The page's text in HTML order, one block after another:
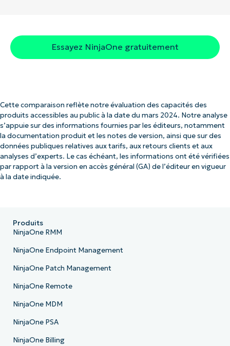
Essayez NinjaOne gratuitement
Cette comparaison reflète notre évaluation des capacités des
produits accessibles au public à la date du mars 2024. Notre analyse
s’appuie sur des informations fournies par les éditeurs, notamment
la documentation produit et les notes de version, ainsi que sur des
données publiques relatives aux tarifs, aux retours clients et aux
analyses d’experts. Le cas échéant, les informations ont été vérifiées
par rapport à la version en accès général (GA) de l’éditeur en vigueur
à la date indiquée.
Produits
NinjaOne RMM
NinjaOne Endpoint Management
NinjaOne Patch Management
NinjaOne Remote
NinjaOne MDM
NinjaOne PSA
NinjaOne Billing